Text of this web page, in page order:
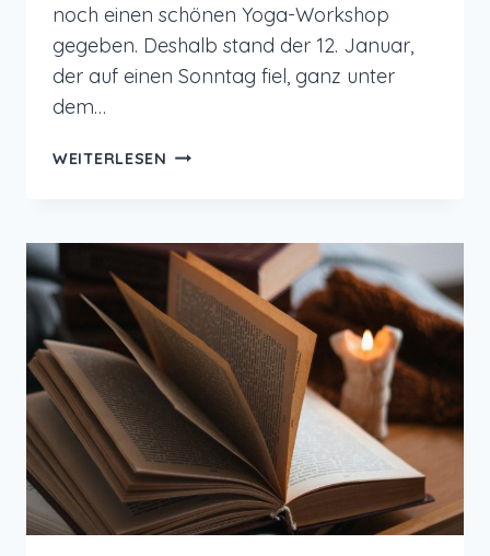
noch einen schönen Yoga-Workshop
gegeben. Deshalb stand der 12. Januar,
der auf einen Sonntag fiel, ganz unter
dem…
WEITERLESEN 12
JANUAR
2025
SUNDAY
ME
TIME
VIBES